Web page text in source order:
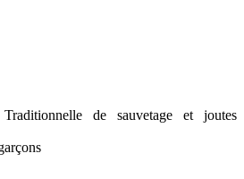
de sauvetage et joutes